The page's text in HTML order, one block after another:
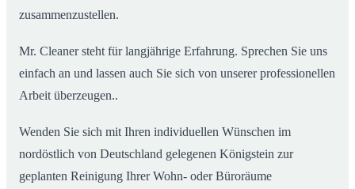
zusammenzustellen.
Mr. Cleaner steht für langjährige Erfahrung. Sprechen Sie uns
einfach an und lassen auch Sie sich von unserer professionellen
Arbeit überzeugen..
Wenden Sie sich mit Ihren individuellen Wünschen im
nordöstlich von Deutschland gelegenen Königstein zur
geplanten Reinigung Ihrer Wohn- oder Büroräume